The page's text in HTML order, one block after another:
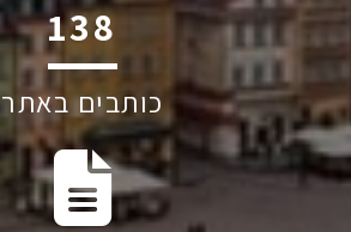
199
כותבים באתר